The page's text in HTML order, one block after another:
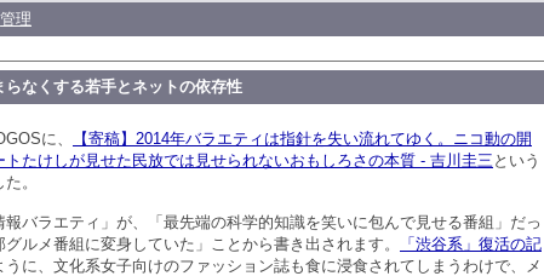
管理
らなくする若手とネットの依存性
に、
【寄稿】2014年バラエティは指針を失い流れてゆく。ニコ動の開
トたけしが見せた民放では見せられないおもしろさの本質 - 吉川圭三 という
。
報バラエティ」が、「最先端の科学的知識を笑いに包んで見せる番組」だっ
グルメ番組に変身していた」ことから書き出されます。
「渋谷系」復活の記
うに、文化系女子向けのファッション誌も食に浸食されてしまうわけで、メ